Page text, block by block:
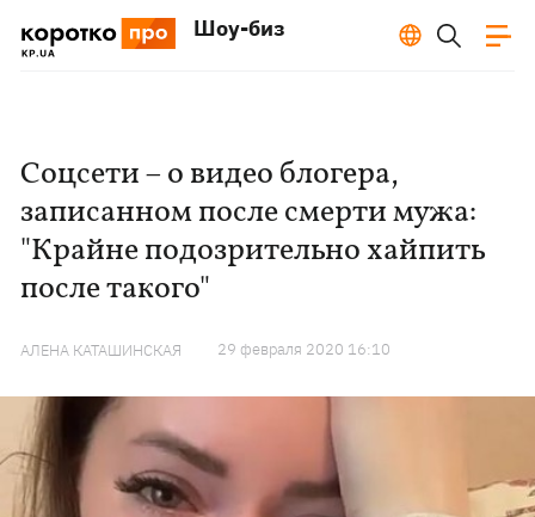
Шоу-биз
Соцсети – о видео блогера,
записанном после смерти мужа:
"Крайне подозрительно хайпить
после такого"
АЛЕНА КАТАШИНСКАЯ 29 февраля 2020 16:10